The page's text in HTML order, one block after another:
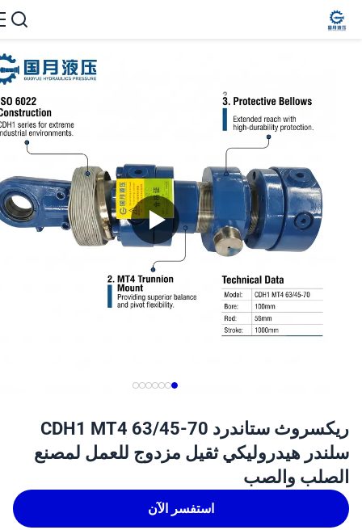
ريكسروث ستاندرد CDH1 MT4 63/45-70
هيدروليكي ثقيل مزدوج للعمل لمصنع
والصب
استفسر الآن